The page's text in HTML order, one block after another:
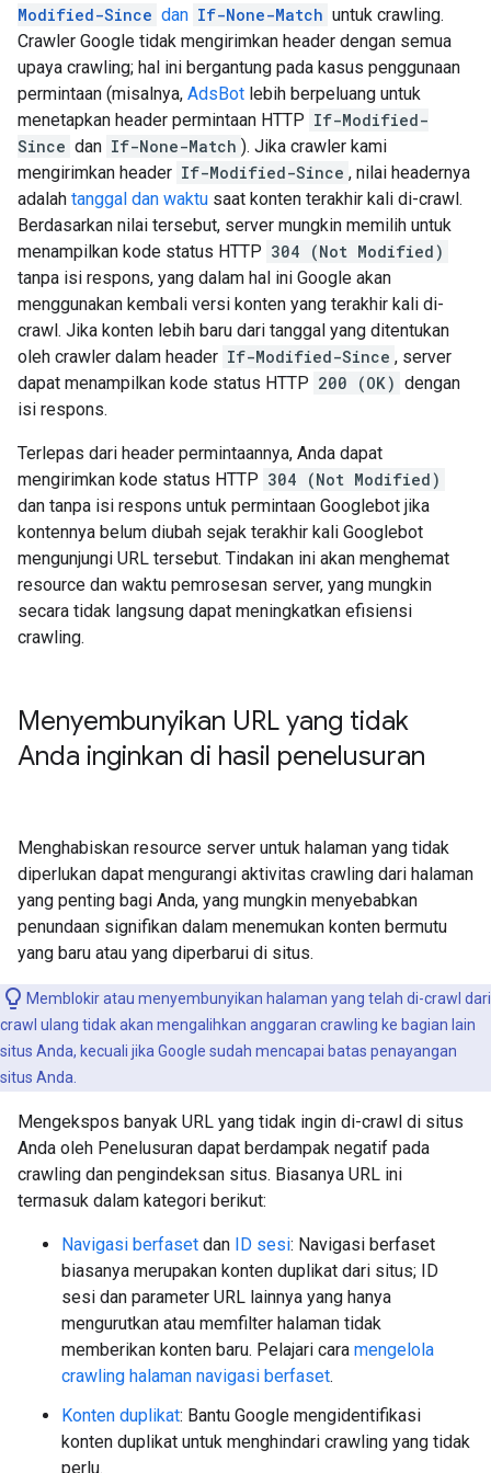
Modified-Since dan If-None-Match untuk crawling.
Crawler Google tidak mengirimkan header dengan semua
upaya crawling; hal ini bergantung pada kasus penggunaan
permintaan (misalnya, AdsBot lebih berpeluang untuk
menetapkan header permintaan HTTP If-Modified-
Since dan If-None-Match ). Jika crawler kami
mengirimkan header If-Modified-Since , nilai headernya
adalah tanggal dan waktu saat konten terakhir kali di-crawl.
Berdasarkan nilai tersebut, server mungkin memilih untuk
menampilkan kode status HTTP 304 (Not Modified)
tanpa isi respons, yang dalam hal ini Google akan
menggunakan kembali versi konten yang terakhir kali di-
crawl. Jika konten lebih baru dari tanggal yang ditentukan
oleh crawler dalam header If-Modified-Since , server
dapat menampilkan kode status HTTP 200 (OK) dengan
isi respons.
Terlepas dari header permintaannya, Anda dapat
mengirimkan kode status HTTP 304 (Not Modified)
dan tanpa isi respons untuk permintaan Googlebot jika
kontennya belum diubah sejak terakhir kali Googlebot
mengunjungi URL tersebut. Tindakan ini akan menghemat
resource dan waktu pemrosesan server, yang mungkin
secara tidak langsung dapat meningkatkan efisiensi
crawling.
Menyembunyikan URL yang tidak
Anda inginkan di hasil penelusuran
Menghabiskan resource server untuk halaman yang tidak
diperlukan dapat mengurangi aktivitas crawling dari halaman
yang penting bagi Anda, yang mungkin menyebabkan
penundaan signifikan dalam menemukan konten bermutu
yang baru atau yang diperbarui di situs.
Memblokir atau menyembunyikan halaman yang telah di-crawl dari
crawl ulang tidak akan mengalihkan anggaran crawling ke bagian lain
situs Anda, kecuali jika Google sudah mencapai batas penayangan
situs Anda.
Mengekspos banyak URL yang tidak ingin di-crawl di situs
Anda oleh Penelusuran dapat berdampak negatif pada
crawling dan pengindeksan situs. Biasanya URL ini
termasuk dalam kategori berikut:
Navigasi berfaset dan ID sesi: Navigasi berfaset
biasanya merupakan konten duplikat dari situs; ID
sesi dan parameter URL lainnya yang hanya
mengurutkan atau memfilter halaman tidak
memberikan konten baru. Pelajari cara mengelola
crawling halaman navigasi berfaset.
Konten duplikat: Bantu Google mengidentifikasi
konten duplikat untuk menghindari crawling yang tidak
perlu.